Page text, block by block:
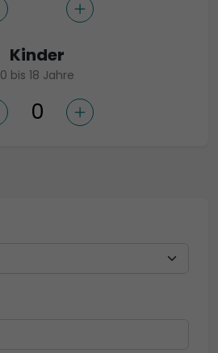
Kinder
0 bis 18 Jahre